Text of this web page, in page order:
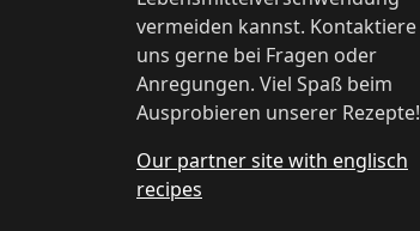
vermeiden kannst. Kontaktiere
uns gerne bei Fragen oder
Anregungen. Viel Spaß beim
Ausprobieren unserer Rezepte!
Our partner site with englisch
recipes